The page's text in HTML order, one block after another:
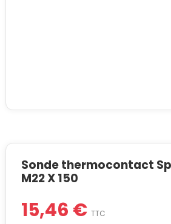
Sonde thermocontact
M22 X 150
15,46 € TTC